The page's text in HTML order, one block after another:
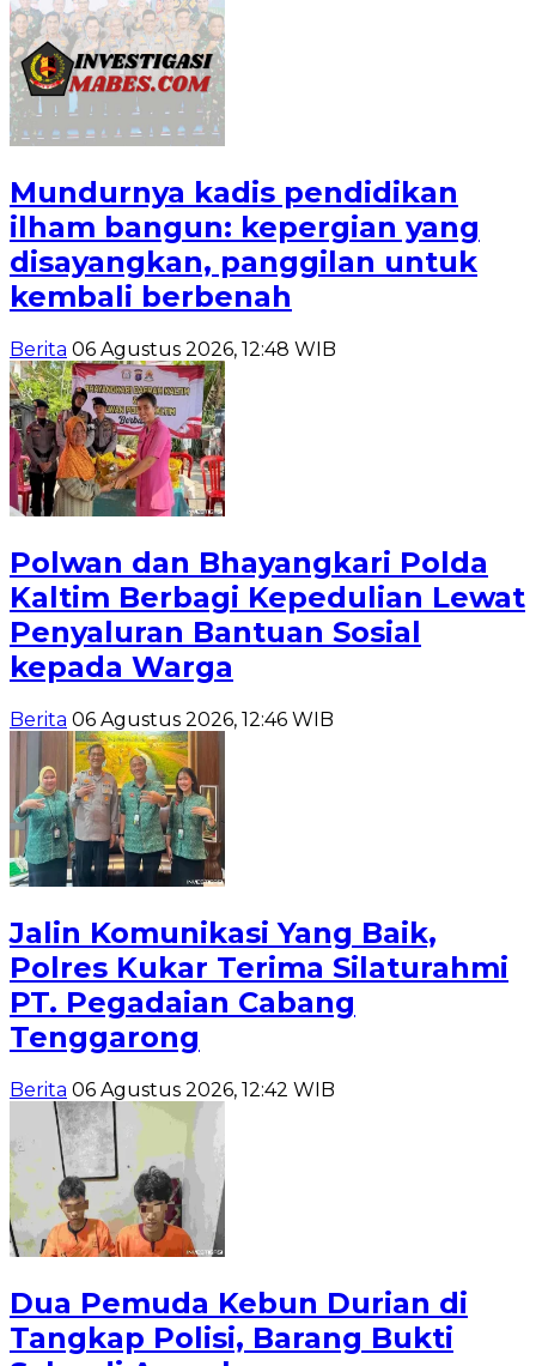
Mundurnya kadis pendidikan
ilham bangun: kepergian yang
disayangkan, panggilan untuk
kembali berbenah
Berita 06 Agustus 2026, 12:48 WIB
Polwan dan Bhayangkari Polda
Kaltim Berbagi Kepedulian Lewat
Penyaluran Bantuan Sosial
kepada Warga
Berita 06 Agustus 2026, 12:46 WIB
Jalin Komunikasi Yang Baik,
Polres Kukar Terima Silaturahmi
PT. Pegadaian Cabang
Tenggarong
Berita 06 Agustus 2026, 12:42 WIB
Dua Pemuda Kebun Durian di
Tangkap Polisi, Barang Bukti